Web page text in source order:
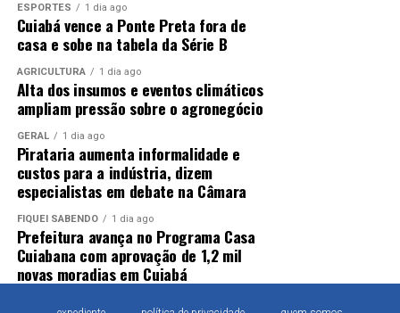
ESPORTES 1 dia ago
Cuiabá vence a Ponte Preta fora de
casa e sobe na tabela da Série B
AGRICULTURA 1 dia ago
Alta dos insumos e eventos climáticos
ampliam pressão sobre o agronegócio
GERAL 1 dia ago
Pirataria aumenta informalidade e
custos para a indústria, dizem
especialistas em debate na Câmara
FIQUEI SABENDO 1 dia ago
Prefeitura avança no Programa Casa
Cuiabana com aprovação de 1,2 mil
novas moradias em Cuiabá